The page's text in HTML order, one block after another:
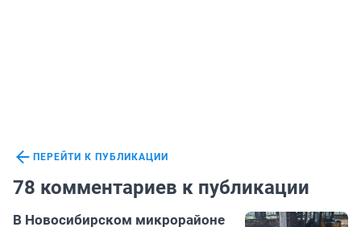
ПЕРЕЙТИ К ПУБЛИКАЦИИ
78 комментариев к публикации
В Новосибирском микрорайоне